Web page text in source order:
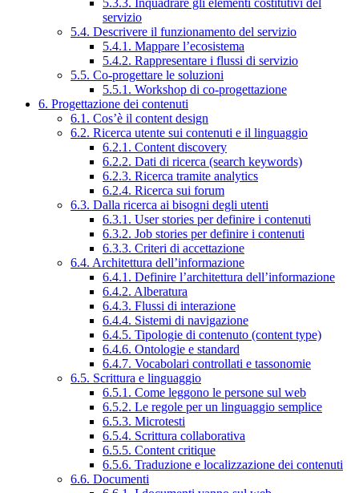
5.3.3. Inquadrare gli elementi costitutivi del
servizio
5.4. Descrivere il funzionamento del servizio
5.4.1. Mappare l’ecosistema
5.4.2. Rappresentare i flussi di servizio
5.5. Co-progettare le soluzioni
5.5.1. Workshop di co-progettazione
6. Progettazione dei contenuti
6.1. Cos’è il content design
6.2. Ricerca utente sui contenuti e il linguaggio
6.2.1. Content discovery
6.2.2. Dati di ricerca (search keywords)
6.2.3. Ricerca tramite analytics
6.2.4. Ricerca sui forum
6.3. Dalla ricerca ai bisogni degli utenti
6.3.1. User stories per definire i contenuti
6.3.2. Job stories per definire i contenuti
6.3.3. Criteri di accettazione
6.4. Architettura dell’informazione
6.4.1. Definire l’architettura dell’informazione
6.4.2. Alberatura
6.4.3. Flussi di interazione
6.4.4. Sistemi di navigazione
6.4.5. Tipologie di contenuto (content type)
6.4.6. Ontologie e standard
6.4.7. Vocabolari controllati e tassonomie
6.5. Scrittura e linguaggio
6.5.1. Come leggono le persone sul web
6.5.2. Le regole per un linguaggio semplice
6.5.3. Microtesti
6.5.4. Scrittura collaborativa
6.5.5. Content critique
6.5.6. Traduzione e localizzazione dei contenuti
6.6. Documenti